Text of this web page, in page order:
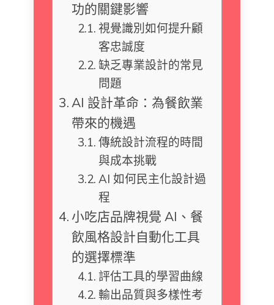
功的關鍵影響
視覺識別如何提升顧
客忠誠度
缺乏專業設計的常見
問題
AI 設計革命：為餐飲業
帶來的機遇
傳統設計流程的時間
與成本挑戰
AI 如何民主化設計過
程
小吃店品牌視覺 AI、餐
飲風格設計自動化工具
的選擇標準
評估工具的學習曲線
輸出品質與多樣性考